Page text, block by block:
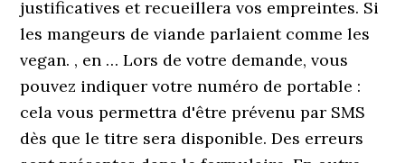
justificatives et recueillera vos empreintes. Si
les mangeurs de viande parlaient comme les
vegan. , en … Lors de votre demande, vous
pouvez indiquer votre numéro de portable :
cela vous permettra d'être prévenu par SMS
dès que le titre sera disponible. Des erreurs